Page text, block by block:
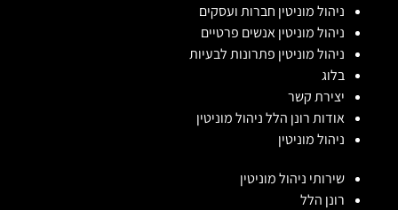
ניהול מוניטין חברות ועסקים
ניהול מוניטין אנשים פרטיים
ניהול מוניטין פתרונות לבעיות
בלוג
יצירת קשר
אודות רונן הלל ניהול מוניטין
ניהול מוניטין
שירותי ניהול מוניטין
רונן הלל